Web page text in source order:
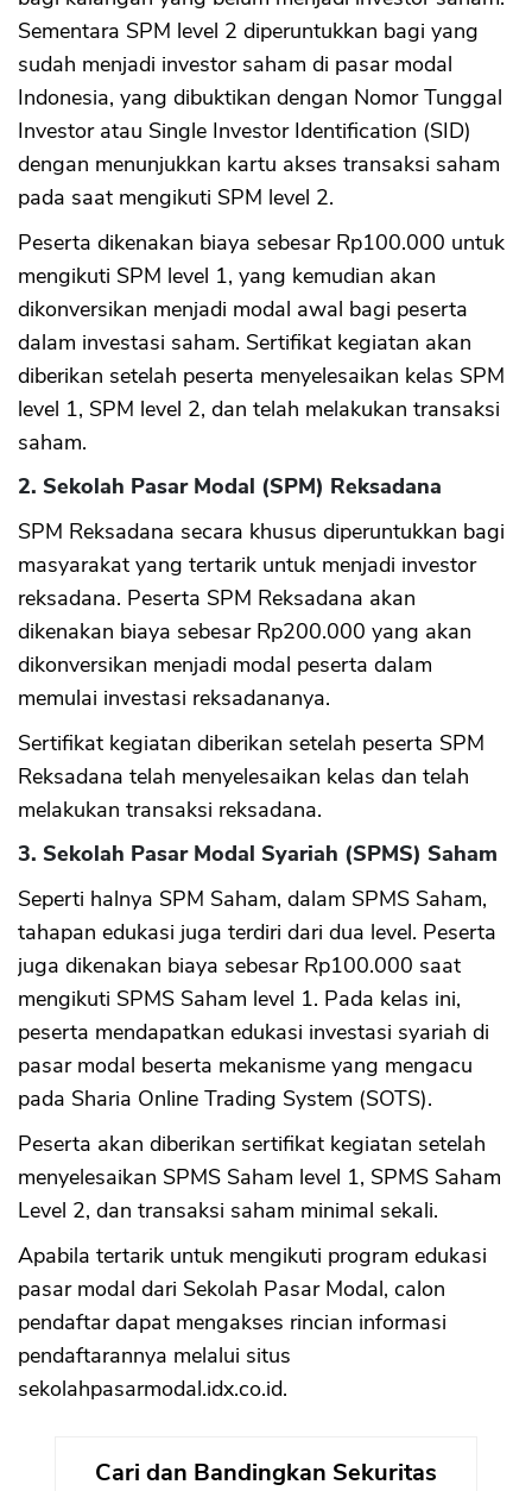
Sementara SPM level 2 diperuntukkan bagi yang
sudah menjadi investor saham di pasar modal
Indonesia, yang dibuktikan dengan Nomor Tunggal
Investor atau Single Investor Identification (SID)
dengan menunjukkan kartu akses transaksi saham
pada saat mengikuti SPM level 2.
Peserta dikenakan biaya sebesar Rp100.000 untuk
mengikuti SPM level 1, yang kemudian akan
dikonversikan menjadi modal awal bagi peserta
dalam investasi saham. Sertifikat kegiatan akan
diberikan setelah peserta menyelesaikan kelas SPM
level 1, SPM level 2, dan telah melakukan transaksi
saham.
2. Sekolah Pasar Modal (SPM) Reksadana
SPM Reksadana secara khusus diperuntukkan bagi
masyarakat yang tertarik untuk menjadi investor
reksadana. Peserta SPM Reksadana akan
dikenakan biaya sebesar Rp200.000 yang akan
dikonversikan menjadi modal peserta dalam
memulai investasi reksadananya.
Sertifikat kegiatan diberikan setelah peserta SPM
Reksadana telah menyelesaikan kelas dan telah
melakukan transaksi reksadana.
3. Sekolah Pasar Modal Syariah (SPMS) Saham
Seperti halnya SPM Saham, dalam SPMS Saham,
tahapan edukasi juga terdiri dari dua level. Peserta
juga dikenakan biaya sebesar Rp100.000 saat
mengikuti SPMS Saham level 1. Pada kelas ini,
peserta mendapatkan edukasi investasi syariah di
pasar modal beserta mekanisme yang mengacu
pada Sharia Online Trading System (SOTS).
Peserta akan diberikan sertifikat kegiatan setelah
menyelesaikan SPMS Saham level 1, SPMS Saham
Level 2, dan transaksi saham minimal sekali.
Apabila tertarik untuk mengikuti program edukasi
pasar modal dari Sekolah Pasar Modal, calon
pendaftar dapat mengakses rincian informasi
pendaftarannya melalui situs
sekolahpasarmodal.idx.co.id.
Cari dan Bandingkan Sekuritas